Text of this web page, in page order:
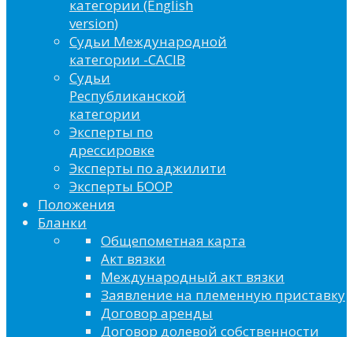
категории (English
version)
Судьи Международной
категории -CACIB
Судьи
Республиканской
категории
Эксперты по
дрессировке
Эксперты по аджилити
Эксперты БООР
Положения
Бланки
Общепометная карта
Акт вязки
Международный акт вязки
Заявление на племенную приставку
Договор аренды
Договор долевой собственности